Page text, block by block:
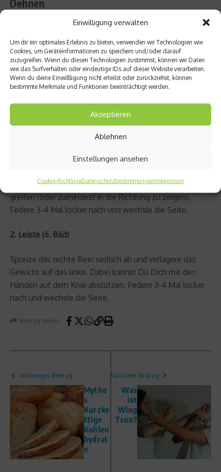
Einwilligung verwalten
Um dir ein optimales Erlebnis zu bieten, verwenden wir Technologien wie
Cookies, um Geräteinformationen zu speichern und/oder darauf
zuzugreifen. Wenn du diesen Technologien zustimmst, können wir Daten
wie das Surfverhalten oder eindeutige IDs auf dieser Website verarbeiten.
Wenn du deine Einwillligung nicht erteilst oder zurückziehst, können
bestimmte Merkmale und Funktionen beeinträchtigt werden.
Akzeptieren
Ablehnen
Einstellungen ansehen
Cookie-RichtlinieDatenschutzbestimmungenImpressum
Dehnen
kannst Du zum Abschluss noch zwei kleine
Dehnübungen absolvieren. Hier ist aber wichtig, dass Du
nicht mitKraftund auch nicht gehalten, sondern locker
und leicht federnd dehnst und nur soweit, bis Du ein
hast Du zu stark gedehnt und riskierst
Mikroverletzungen in den Muskeln.
versuche mit der gleichseitigen Hand die Skispitze zu
greifen (oder zumindest in die Richtung zu zeigen).
Federe 3-4 Mal locker nach und wechsle die Seite.
2. Leiste (6. Bild)
Spreize das rechte Bein seitlich ab und verlagere das
Gewicht auf das linke. Dabei kannst Du Dich mit den
Händen auf dem Knie abstützen. Federe 3-4 Mal locker
nach und wechsle die Seite.
Beitrag teilen
vorheriger Beitrag
Mytho
s
Kurzke
ttige
Kohlen
hydrat
e
Nächster Beitrag
Was
ist
Wing
Tsun?